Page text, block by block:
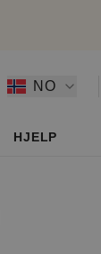
NO
HJELP